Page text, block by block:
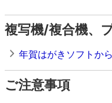
複写機/複合機、
年賀はがきソフトか
ご注意事項